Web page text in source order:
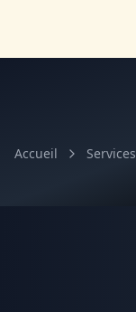
Accueil Services